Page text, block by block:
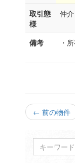
取引態
様
仲介
備考 ・
← 前の物件